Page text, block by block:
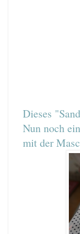
Dieses
Nun noch
mit der